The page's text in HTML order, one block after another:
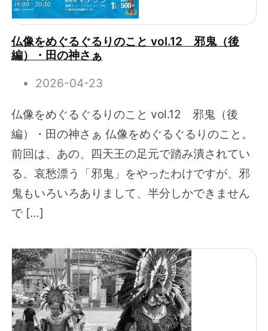
仏像をめぐるぐるりのこと vol.12 邪鬼（後
編）・田の神さぁ
2026-04-23
仏像をめぐるぐるりのこと vol.12 邪鬼（後
編）・田の神さぁ 仏像をめぐるぐるりのこと。
前回は、あの、四天王の足元で踏み潰されてい
る、哀愁漂う「邪鬼」をやったわけですが、邪
鬼もいろいろありまして、半分しかできません
で […]